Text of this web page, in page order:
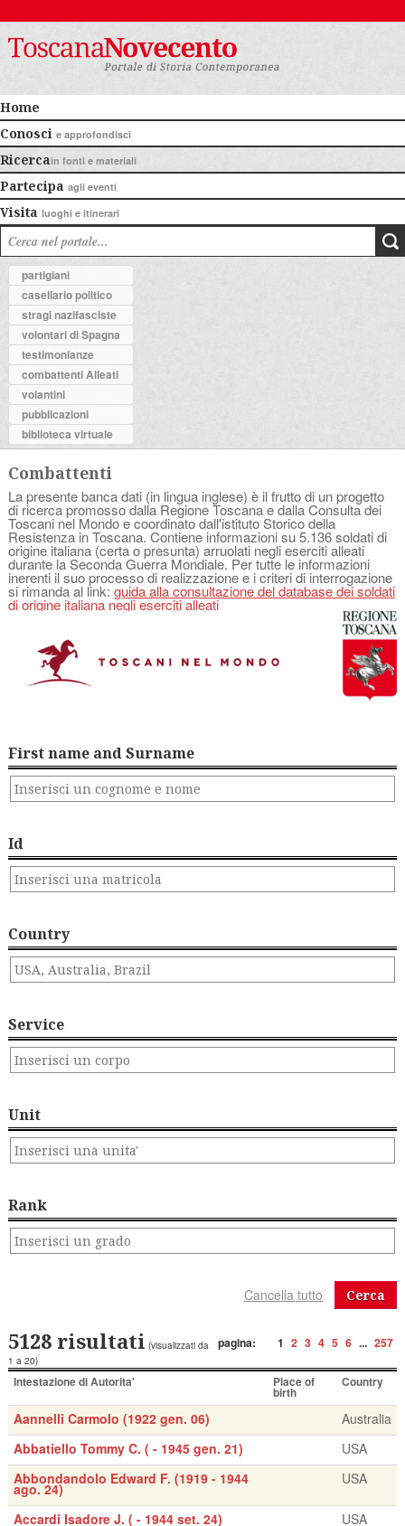
Home
Conosci e approfondisci
Ricercain fonti e materiali
Partecipa agli eventi
Visita luoghi e itinerari
partigiani
casellario politico
stragi nazifasciste
volontari di Spagna
testimonianze
combattenti Alleati
volantini
pubblicazioni
biblioteca virtuale
Combattenti
La presente banca dati (in lingua inglese) è il frutto di un progetto
di ricerca promosso dalla Regione Toscana e dalla Consulta dei
Toscani nel Mondo e coordinato dall'istituto Storico della
Resistenza in Toscana. Contiene informazioni su 5.136 soldati di
origine italiana (certa o presunta) arruolati negli eserciti alleati
durante la Seconda Guerra Mondiale. Per tutte le informazioni
inerenti il suo processo di realizzazione e i criteri di interrogazione
si rimanda al link: guida alla consultazione del database dei soldati
di origine italiana negli eserciti alleati
First name and Surname
Id
Country
Service
Unit
Rank
Cerca
pagina: 1 2 3 4 5 6 ... 257
5128 risultati (visualizzati da
1 a 20)
Intestazione di Autorita' Place of
birth
Country
Aannelli Carmolo (1922 gen. 06)
Australia
Abbatiello Tommy C. ( - 1945 gen. 21)
USA
Abbondandolo Edward F. (1919 - 1944
ago. 24)
USA
Accardi Isadore J. ( - 1944 set. 24)
USA